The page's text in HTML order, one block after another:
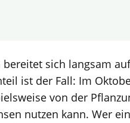
sich langsam
ist der Fall: Im
von der
nutzen kann. Wer